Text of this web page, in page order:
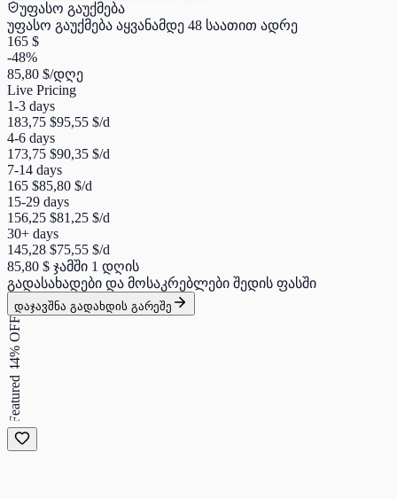
უფასო გაუქმება
უფასო გაუქმება აყვანამდე 48 საათით ადრე
165 $
-48%
85,80 $/დღე
Live Pricing
1-3 days
183,75 $95,55 $/d
4-6 days
173,75 $90,35 $/d
7-14 days
165 $85,80 $/d
15-29 days
156,25 $81,25 $/d
30+ days
145,28 $75,55 $/d
85,80 $ ჯამში 1 დღის
გადასახადები და მოსაკრებლები შედის ფასში
დაჯავშნა გადახდის გარეშე
44% OFF
Featured